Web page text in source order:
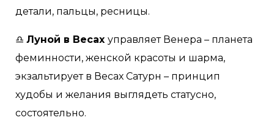
детали, пальцы, ресницы.
♎️ Луной в Весах управляет Венера – планета
феминности, женской красоты и шарма,
экзальтирует в Весах Сатурн – принцип
худобы и желания выглядеть статусно,
состоятельно.